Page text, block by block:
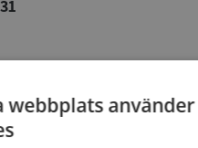
webbplats använder